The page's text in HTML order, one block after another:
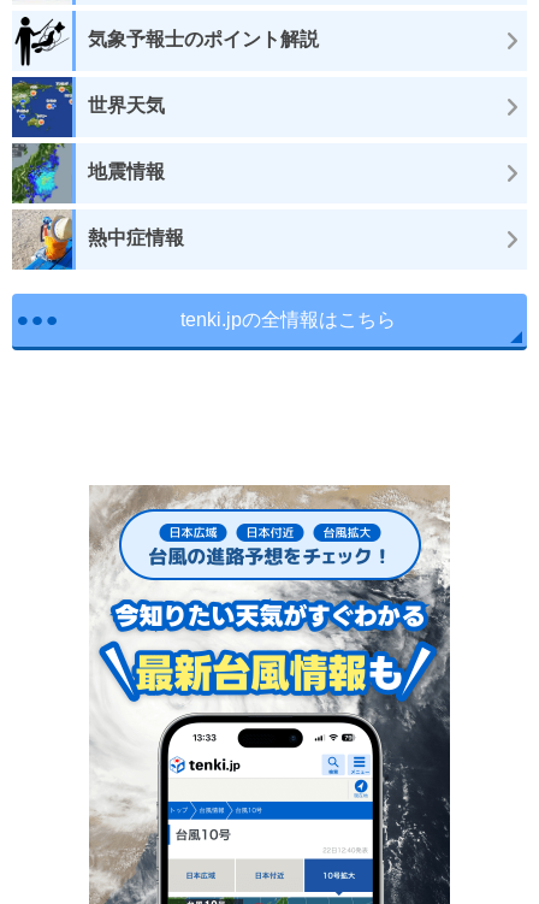
気象予報士のポイント解説
世界天気
地震情報
熱中症情報
tenki.jpの全情報はこちら